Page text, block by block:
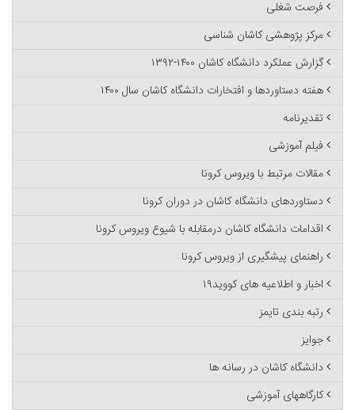
فرصت شغلی
مرکز پژوهشی کاشان شناسی
گزارش عملکرد دانشگاه کاشان ۱۴۰۰-۱۳۹۲
هفته دستاوردها و افتخارات دانشگاه کاشان سال ۱۴۰۰
تقدیرنامه
فیلم آموزشی
مقالات مرتبط با ویروس کرونا
دستاوردهای دانشگاه کاشان در دوران کرونا
اقدامات دانشگاه کاشان درمقابله با شیوع ویروس کرونا
راهنمای پیشگیری از ویروس کرونا
اخبار و اطلاعیه های کووید۱۹
رتبه بندی تایمز
جوایز
دانشگاه کاشان در رسانه ها
کارگاههای آموزشی